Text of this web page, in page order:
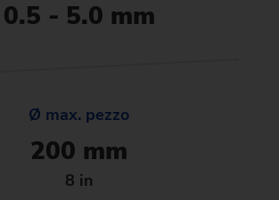
0.5 - 5.0 mm
Ø max. pezzo
200 mm
8 in